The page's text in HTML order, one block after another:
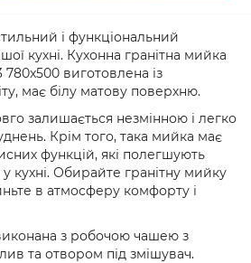
і функціональний
кухні. Кухонна гранітна мийка
780x500 виготовлена ​​із
має білу матову поверхню.
залишається незмінною і легко
Крім того, така мийка має
функцій, які полегшують
кухні. Обирайте гранітну мийку
в атмосферу комфорту і
з робочою чашею з
та отвором під змішувач.